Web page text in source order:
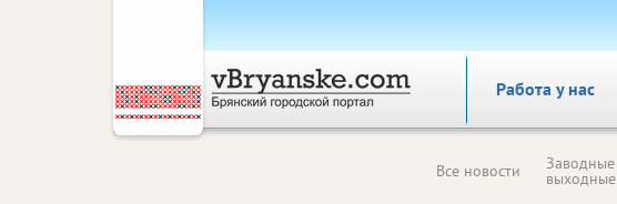
Работа у нас
Все новости Заводные
выходные